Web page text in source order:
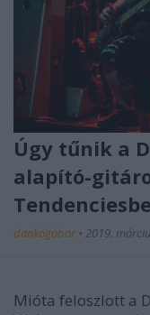
Úgy tűnik a
alapító-
Tendenciesbe
dankógábor • 2019.
Mióta feloszlott a